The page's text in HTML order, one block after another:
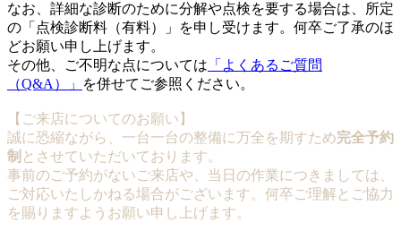
なお、詳細な診断のために分解や点検を要する場合は、所定
の「点検診断料（有料）」を申し受けます。何卒ご了承のほ
どお願い申し上げます。
その他、ご不明な点については 「よくあるご質問
（Q&A）」
を併せてご参照ください。
【ご来店についてのお願い】
誠に恐縮ながら、一台一台の整備に万全を期すため完全予約
制 とさせていただいております。
事前のご予約がないご来店や、当日の作業につきましては、
ご対応いたしかねる場合がございます。何卒ご理解とご協力
を賜りますようお願い申し上げます。